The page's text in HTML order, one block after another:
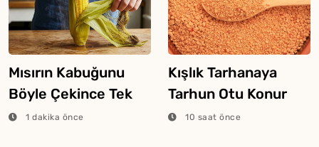
Mısırın Kabuğunu
Böyle Çekince Tek
Hamlede Tertemiz
1 dakika önce
Kışlık Tarhanaya
Tarhun Otu Konur
Mu?10 saat önce